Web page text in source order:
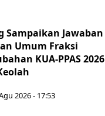
Sampaikan Jawaban
Umum Fraksi
KUA-PPAS 2026
2026 - 17:53